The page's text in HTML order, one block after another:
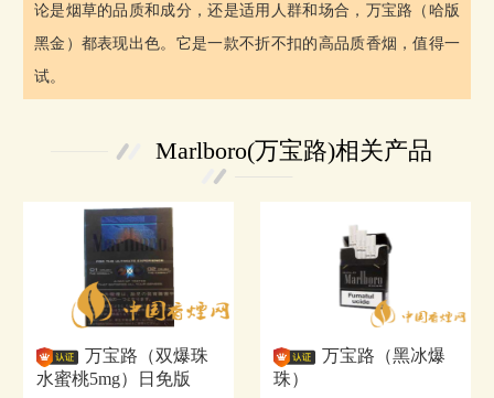
论是烟草的品质和成分，还是适用人群和场合，万宝路（哈版
黑金）都表现出色。它是一款不折不扣的高品质香烟，值得一
试。
Marlboro(万宝路)相关产品
万宝路（双爆珠
水蜜桃5mg）日免版
万宝路（黑冰爆
珠）